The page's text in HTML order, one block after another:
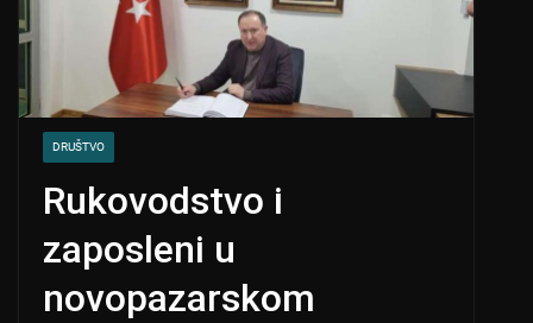
DRUŠTVO
Rukovodstvo i
zaposleni u
novopazarskom